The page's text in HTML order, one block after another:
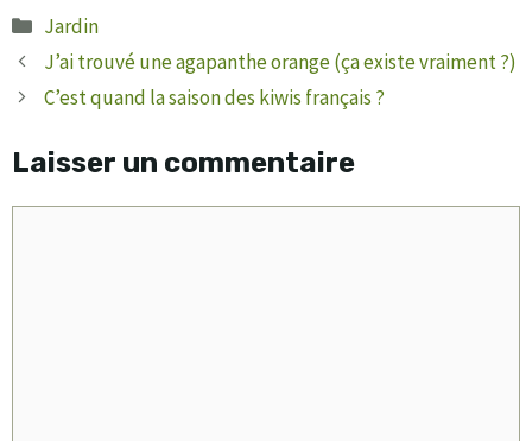
Catégories
Jardin
J’ai trouvé une agapanthe orange (ça existe vraiment ?)
C’est quand la saison des kiwis français ?
Laisser un commentaire